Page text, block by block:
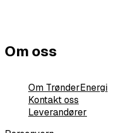
Om oss
Om TrønderEnergi
Kontakt oss
Leverandører